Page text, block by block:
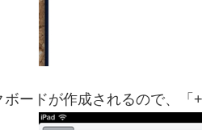
ードが作成されるので、「